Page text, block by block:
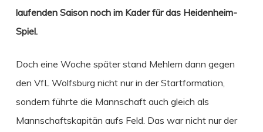
laufenden Saison noch im Kader für das Heidenheim-
Spiel.
Doch eine Woche später stand Mehlem dann gegen
den VfL Wolfsburg nicht nur in der Startformation,
sondern führte die Mannschaft auch gleich als
Mannschaftskapitän aufs Feld. Das war nicht nur der